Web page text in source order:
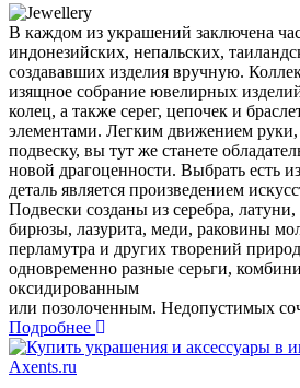
В каждом из украшений заключена
индонезийских, непальских,
создававших изделия вручную.
изящное собрание ювелирных
колец, а также серег, цепочек и
элементами. Легким движением руки,
подвеску, вы тут же станете
новой драгоценности. Выбрать есть
деталь является произведением
Подвески созданы из серебра, латуни,
бирюзы, лазурита, меди, раковины
перламутра и других творений
одновременно разные серьги,
оксидированным
или позолоченным. Недопустимых
Подробнее